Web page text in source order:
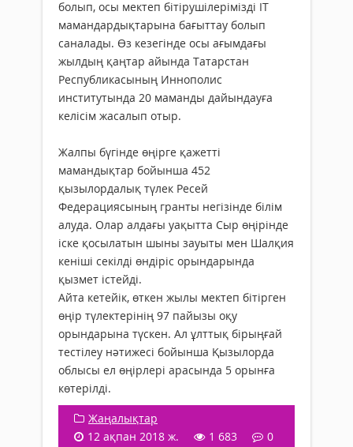
болып, осы мектеп бітірушілерімізді IT
мамандардықтарына бағыттау болып
саналады. Өз кезегінде осы ағымдағы
жылдың қаңтар айында Татарстан
Республикасының Иннополис
институтында 20 маманды дайындауға
келісім жасалып отыр.
Жалпы бүгінде өңірге қажетті
мамандықтар бойынша 452
қызылордалық түлек Ресей
Федерациясының гранты негізінде білім
алуда. Олар алдағы уақытта Сыр өңірінде
іске қосылатын шыны зауыты мен Шалқия
кеніші секілді өндіріс орындарында
қызмет істейді.
Айта кетейік, өткен жылы мектеп бітірген
өңір түлектерінің 97 пайызы оқу
орындарына түскен. Ал ұлттық бірыңғай
тестілеу нәтижесі бойынша Қызылорда
облысы ел өңірлері арасында 5 орынға
көтерілді.
Жаңалықтар
12 ақпан 2018 ж.
1 683 0